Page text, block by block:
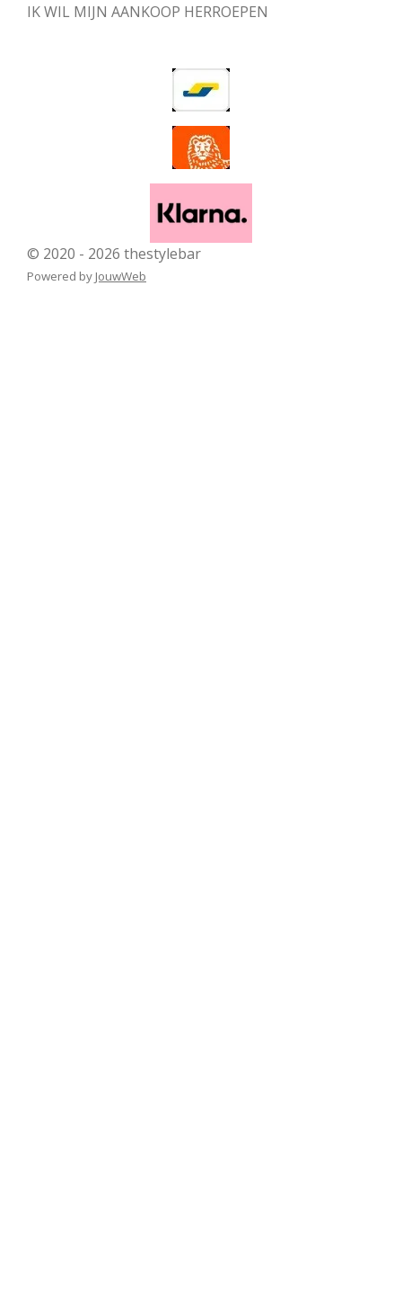
IK WIL MIJN AANKOOP HERROEPEN
© 2020 - 2026 thestylebar
Powered by JouwWeb